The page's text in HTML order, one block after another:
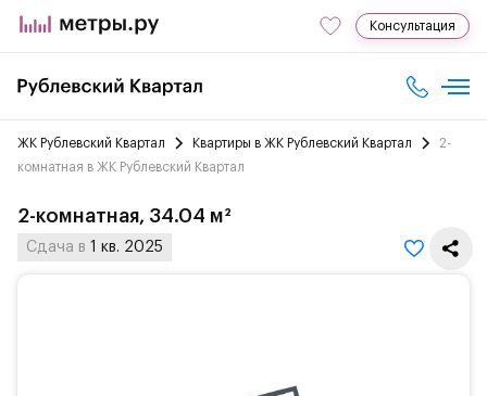
Консультация
ЖК Рублевский Квартал Квартиры в ЖК Рублевский Квартал
2-
комнатная в ЖК Рублевский Квартал
2-комнатная, 34.04 м²
Сдача в 1 кв. 2025